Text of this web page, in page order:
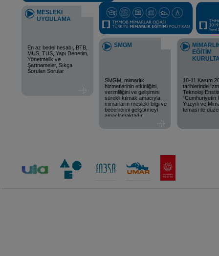
MESLEKİ
UYGULAMA
En az bedel hesabı, BTB,
MUS, TUS, Yapı Denetim,
Yönetmelik ve
Şartnameler, Sıkça
Sorulan Sorular
SMGM
SMGM, mimarlık
hizmetlerinin etkinliğini,
verimliliğini ve gelişimini
sürekli kılmak amacıyla,
mimarların mesleki bilgi ve
becerilerini geliştirmeyi
amaçlamaktadır.
EĞİTİM
10-11 Kasım
tarihlerinde
Teknoloji
“Cumhuriyetin
Yüzyılı ve
teması ile